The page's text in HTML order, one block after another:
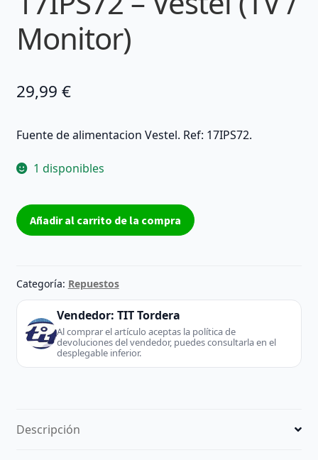
Monitor)
29,99 €
Fuente de alimentacion Vestel. Ref: 17IPS72.
1 disponibles
Fuente
de
-
Vestel
Monitor)
cantidad
Añadir al carrito de la compra
Categoría: Repuestos
Vendedor: TIT Tordera
Al comprar el artículo aceptas la política de
devoluciones del vendedor, puedes consultarla en el
desplegable inferior.
Descripción